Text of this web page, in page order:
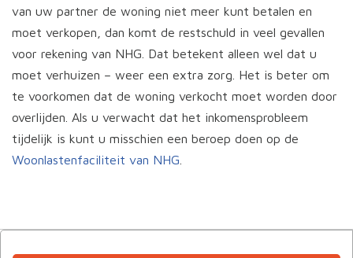
van uw partner de woning niet meer kunt betalen en
moet verkopen, dan komt de restschuld in veel gevallen
voor rekening van NHG. Dat betekent alleen wel dat u
moet verhuizen – weer een extra zorg. Het is beter om
te voorkomen dat de woning verkocht moet worden door
overlijden. Als u verwacht dat het inkomensprobleem
tijdelijk is kunt u misschien een beroep doen op de
Woonlastenfaciliteit van NHG